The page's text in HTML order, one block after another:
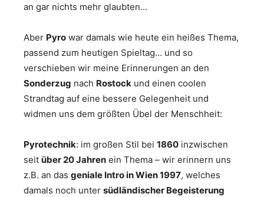
an gar nichts mehr glaubten…
Aber Pyro war damals wie heute ein heißes Thema,
passend zum heutigen Spieltag… und so
verschieben wir meine Erinnerungen an den
Sonderzug nach Rostock und einen coolen
Strandtag auf eine bessere Gelegenheit und
widmen uns dem größten Übel der Menschheit:
Pyrotechnik: im großen Stil bei 1860 inzwischen
seit über 20 Jahren ein Thema – wir erinnern uns
z.B. an das geniale Intro in Wien 1997, welches
damals noch unter südländischer Begeisterung